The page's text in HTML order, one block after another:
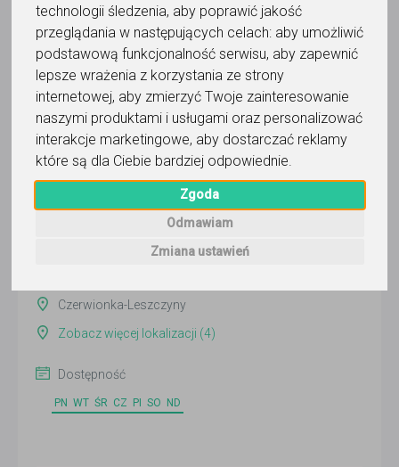
technologii śledzenia, aby poprawić jakość
przeglądania w następujących celach: aby umożliwić
podstawową funkcjonalność serwisu, aby zapewnić
lepsze wrażenia z korzystania ze strony
internetowej, aby zmierzyć Twoje zainteresowanie
naszymi produktami i usługami oraz personalizować
interakcje marketingowe, aby dostarczać reklamy
które są dla Ciebie bardziej odpowiednie.
Zgoda
Odmawiam
Zmiana ustawień
Katarzyna Blaut
Wyślij wiadomość
Ostatnia aktywność:
Czerwionka-Leszczyny
Zobacz więcej lokalizacji (4)
Dostępność
PN WT ŚR CZ PI SO ND